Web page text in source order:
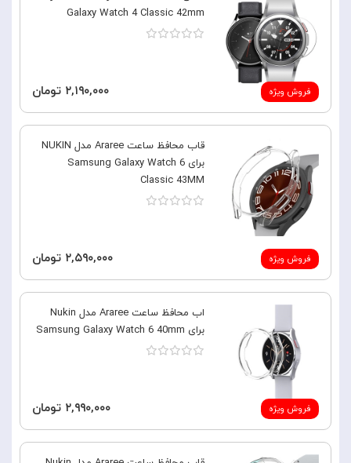
فروش ویژه
Galaxy Watch 4 Classic 42mm
۲,۱۹۰,۰۰۰ تومان
فروش ویژه
قاب محافظ ساعت Araree مدل NUKIN
برای Samsung Galaxy Watch 6
Classic 43MM
۲,۵۹۰,۰۰۰ تومان
فروش ویژه
اب محافظ ساعت Araree مدل Nukin
برای Samsung Galaxy Watch 6 40mm
۲,۹۹۰,۰۰۰ تومان